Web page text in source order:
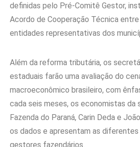
definidas pelo Pré-Comitê Gestor,
Acordo de Cooperação Técnica
entidades representativas dos
Além da reforma tributária, os
estaduais farão uma avaliação do
macroeconômico brasileiro, com
cada seis meses, os economistas da
Fazenda do Paraná, Carin Deda e
os dados e apresentam as
gestores fazendários.